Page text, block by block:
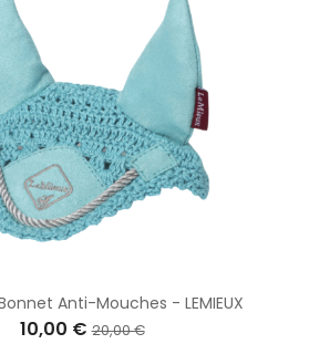
Anti-Mouches - LEMIEUX
10,00 €20,00 €